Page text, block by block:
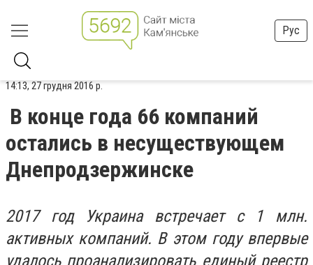
Рус
14:13, 27 грудня 2016 р.
В конце года 66 компаний
остались в несуществующем
Днепродзержинске
2017 год Украина встречает с 1 млн.
активных компаний. В этом году впервые
удалось проанализировать единый реестр